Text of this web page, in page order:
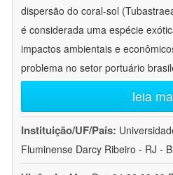
dispersão do coral-sol
é considerada uma espécie
impactos ambientais e
problema no setor portuário
leia
Instituição/UF/País:
Fluminense Darcy Ribeiro - RJ -